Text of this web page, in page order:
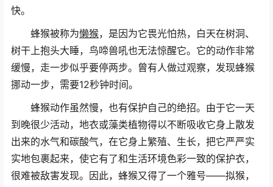
快。
蜂猴被称为懒猴，是因为它畏光怕热，白天在树洞、
树干上抱头大睡，鸟啼兽吼也无法惊醒它。它的动作非常
缓慢，走一步似乎要停两步。曾有人做过观察，发现蜂猴
挪动一步，需要12秒钟时间。
蜂猴动作虽然慢，也有保护自己的绝招。由于它一天
到晚很少活动，地衣或藻类植物得以不断吸收它身上散发
出来的水气和碳酸气，在它身上繁殖、生长，把它严严实
实地包裹起来，使它有了和生活环境色彩一致的保护衣，
很难被敌害发现。因此，蜂猴又得了一个雅号——拟猴，